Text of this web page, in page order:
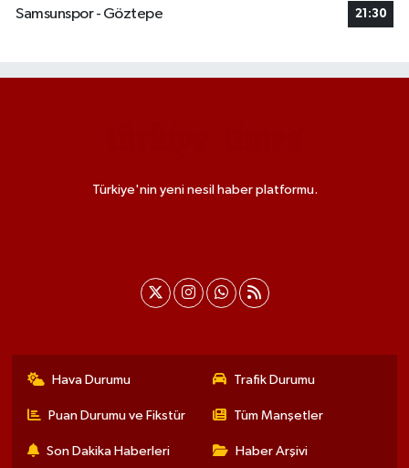
Samsunspor - Göztepe
21:30
Türkiye'nin yeni nesil haber platformu.
Hava Durumu Trafik Durumu
Puan Durumu ve Fikstür Tüm Manşetler
Son Dakika Haberleri Haber Arşivi